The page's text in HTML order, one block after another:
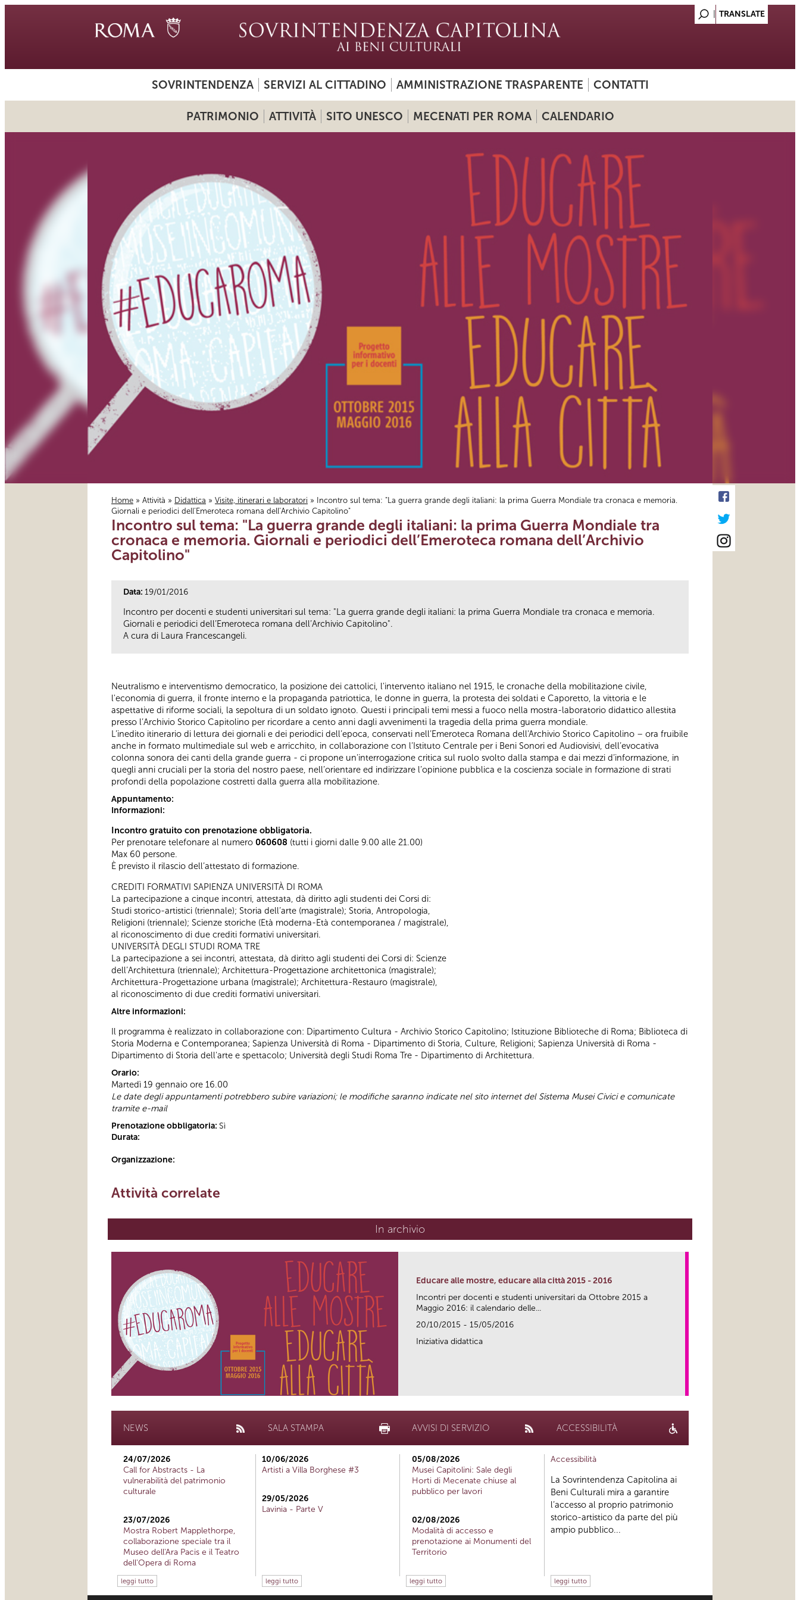
SOVRINTENDENZA SERVIZI AL CITTADINO AMMINISTRAZIONE TRASPARENTE CONTATTI
PATRIMONIO ATTIVITÀ SITO UNESCO MECENATI PER ROMA CALENDARIO
Tu sei qui
Home » Attività » Didattica » Visite, itinerari e laboratori » Incontro sul tema: "La guerra grande degli italiani: la prima Guerra Mondiale tra cronaca e memoria.
Giornali e periodici dell’Emeroteca romana dell’Archivio Capitolino"
Incontro sul tema: "La guerra grande degli italiani: la prima Guerra Mondiale tra
cronaca e memoria. Giornali e periodici dell’Emeroteca romana dell’Archivio
Capitolino"
Data: 19/01/2016
Incontro per docenti e studenti universitari sul tema: "La guerra grande degli italiani: la prima Guerra Mondiale tra cronaca e memoria.
Giornali e periodici dell’Emeroteca romana dell’Archivio Capitolino".
A cura di Laura Francescangeli.
Neutralismo e interventismo democratico, la posizione dei cattolici, l'intervento italiano nel 1915, le cronache della mobilitazione civile,
l'economia di guerra, il fronte interno e la propaganda patriottica, le donne in guerra, la protesta dei soldati e Caporetto, la vittoria e le
aspettative di riforme sociali, la sepoltura di un soldato ignoto. Questi i principali temi messi a fuoco nella mostra-laboratorio didattico allestita
presso l’Archivio Storico Capitolino per ricordare a cento anni dagli avvenimenti la tragedia della prima guerra mondiale.
L’inedito itinerario di lettura dei giornali e dei periodici dell’epoca, conservati nell’Emeroteca Romana dell'Archivio Storico Capitolino – ora fruibile
anche in formato multimediale sul web e arricchito, in collaborazione con l’Istituto Centrale per i Beni Sonori ed Audiovisivi, dell’evocativa
colonna sonora dei canti della grande guerra - ci propone un'interrogazione critica sul ruolo svolto dalla stampa e dai mezzi d’informazione, in
quegli anni cruciali per la storia del nostro paese, nell’orientare ed indirizzare l’opinione pubblica e la coscienza sociale in formazione di strati
profondi della popolazione costretti dalla guerra alla mobilitazione.
Appuntamento:
Informazioni:
Incontro gratuito con prenotazione obbligatoria.
Per prenotare telefonare al numero 060608 (tutti i giorni dalle 9.00 alle 21.00)
Max 60 persone.
È previsto il rilascio dell’attestato di formazione.
CREDITI FORMATIVI SAPIENZA UNIVERSITÀ DI ROMA
La partecipazione a cinque incontri, attestata, dà diritto agli studenti dei Corsi di:
Studi storico-artistici (triennale); Storia dell’arte (magistrale); Storia, Antropologia,
Religioni (triennale); Scienze storiche (Età moderna-Età contemporanea / magistrale),
al riconoscimento di due crediti formativi universitari.
UNIVERSITÀ DEGLI STUDI ROMA TRE
La partecipazione a sei incontri, attestata, dà diritto agli studenti dei Corsi di: Scienze
dell’Architettura (triennale); Architettura-Progettazione architettonica (magistrale);
Architettura-Progettazione urbana (magistrale); Architettura-Restauro (magistrale),
al riconoscimento di due crediti formativi universitari.
Altre informazioni:
Il programma è realizzato in collaborazione con: Dipartimento Cultura - Archivio Storico Capitolino; Istituzione Biblioteche di Roma; Biblioteca di
Storia Moderna e Contemporanea; Sapienza Università di Roma - Dipartimento di Storia, Culture, Religioni; Sapienza Università di Roma -
Dipartimento di Storia dell'arte e spettacolo; Università degli Studi Roma Tre - Dipartimento di Architettura.
Orario:
Martedì 19 gennaio ore 16.00
Le date degli appuntamenti potrebbero subire variazioni; le modifiche saranno indicate nel sito internet del Sistema Musei Civici e comunicate
tramite e-mail
Prenotazione obbligatoria: Sì
Durata:
Organizzazione:
Attività correlate
In archivio
Educare alle mostre, educare alla città 2015 - 2016
Incontri per docenti e studenti universitari da Ottobre 2015 a
Maggio 2016: il calendario delle...
20/10/2015 - 15/05/2016
Iniziativa didattica
NEWS
24/07/2026
Call for Abstracts - La
vulnerabilità del patrimonio
culturale
23/07/2026
Mostra Robert Mapplethorpe,
collaborazione speciale tra il
Museo dell'Ara Pacis e il Teatro
dell'Opera di Roma
leggi tutto
SALA STAMPA
10/06/2026
Artisti a Villa Borghese #3
29/05/2026
Lavinia - Parte V
leggi tutto
AVVISI DI SERVIZIO
05/08/2026
Musei Capitolini: Sale degli
Horti di Mecenate chiuse al
pubblico per lavori
02/08/2026
Modalità di accesso e
prenotazione ai Monumenti del
Territorio
leggi tutto
ACCESSIBILITÀ
Accessibilità
La Sovrintendenza Capitolina ai
Beni Culturali mira a garantire
l’accesso al proprio patrimonio
storico-artistico da parte del più
ampio pubblico...
leggi tutto